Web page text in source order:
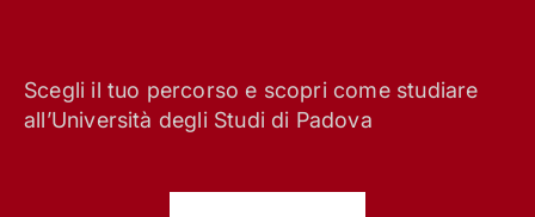
Scegli il tuo percorso e scopri come studiare
all’Università degli Studi di Padova